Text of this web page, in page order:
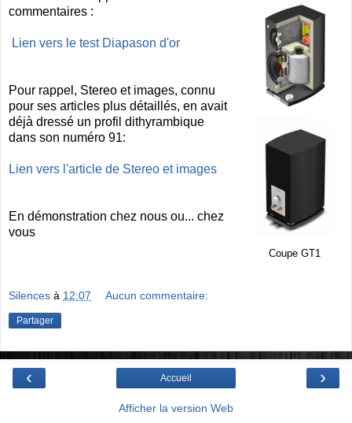
Coupe GT1
commentaires :
Lien vers le test Diapason d'or
Pour rappel, Stereo et images, connu
pour ses articles plus détaillés, en avait
déjà dressé un profil dithyrambique
dans son numéro 91:
Lien vers l'article de Stereo et images
En démonstration chez nous ou... chez
vous
Silences à 12:07 Aucun commentaire:
Partager
‹ ›
Accueil
Afficher la version Web